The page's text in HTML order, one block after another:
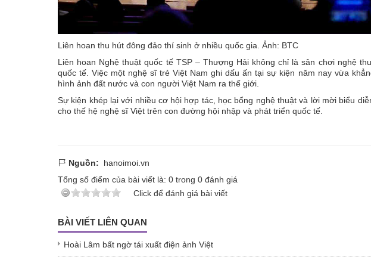
Liên hoan thu hút đông đảo thí sinh ở nhiều quốc gia. Ảnh: BTC
Liên hoan Nghệ thuật quốc tế TSP – Thượng Hải không chỉ là sân chơi nghệ
quốc tế. Việc một nghệ sĩ trẻ Việt Nam ghi dấu ấn tại sự kiện năm nay vừa
hình ảnh đất nước và con người Việt Nam ra thế giới.
Sự kiện khép lại với nhiều cơ hội hợp tác, học bổng nghệ thuật và lời mời biểu
cho thế hệ nghệ sĩ Việt trên con đường hội nhập và phát triển quốc tế.
Nguồn: hanoimoi.vn
Tổng số điểm của bài viết là: 0 trong 0 đánh giá
Click để đánh giá bài viết
BÀI VIẾT LIÊN QUAN
Hoài Lâm bất ngờ tái xuất điện ảnh Việt